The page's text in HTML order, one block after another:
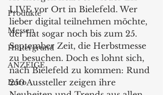
Produkte
Messen
Hintergrund
ANZEIGE
Intro
LIVE vor Ort in Bielefeld. Wer
lieber digital teilnehmen möchte,
der hat sogar noch bis zum 25.
September Zeit, die Herbstmesse
zu besuchen. Doch es lohnt sich,
nach Bielefeld zu kommen: Rund
250 Aussteller zeigen ihre